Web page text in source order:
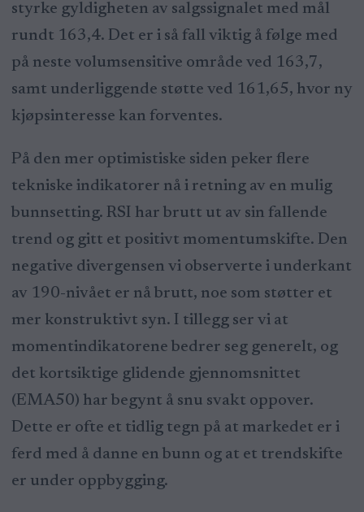
styrke gyldigheten av salgssignalet med mål
rundt 163,4. Det er i så fall viktig å følge med
på neste volumsensitive område ved 163,7,
samt underliggende støtte ved 161,65, hvor ny
kjøpsinteresse kan forventes.
På den mer optimistiske siden peker flere
tekniske indikatorer nå i retning av en mulig
bunnsetting. RSI har brutt ut av sin fallende
trend og gitt et positivt momentumskifte. Den
negative divergensen vi observerte i underkant
av 190-nivået er nå brutt, noe som støtter et
mer konstruktivt syn. I tillegg ser vi at
momentindikatorene bedrer seg generelt, og
det kortsiktige glidende gjennomsnittet
(EMA50) har begynt å snu svakt oppover.
Dette er ofte et tidlig tegn på at markedet er i
ferd med å danne en bunn og at et trendskifte
er under oppbygging.